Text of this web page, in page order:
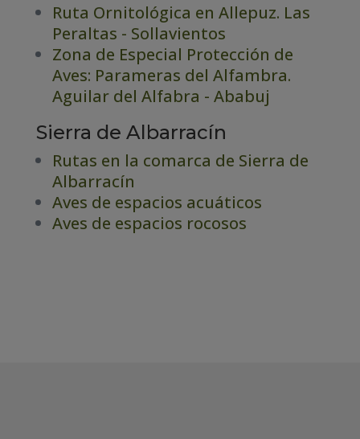
Ruta Ornitológica en Allepuz. Las
Peraltas - Sollavientos
Zona de Especial Protección de
Aves: Parameras del Alfambra.
Aguilar del Alfabra - Ababuj
Sierra de Albarracín
Rutas en la comarca de Sierra de
Albarracín
Aves de espacios acuáticos
Aves de espacios rocosos